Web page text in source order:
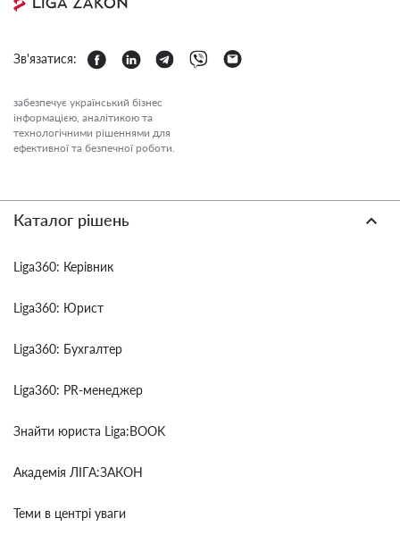
Зв'язатися:
забезпечує український бізнес
інформацією, аналітикою та
технологічними рішеннями для
ефективної та безпечної роботи.
Каталог рішень
Liga360: Керівник
Liga360: Юрист
Liga360: Бухгалтер
Liga360: PR-менеджер
Знайти юриста Liga:BOOK
Академія ЛІГА:ЗАКОН
Теми в центрі уваги